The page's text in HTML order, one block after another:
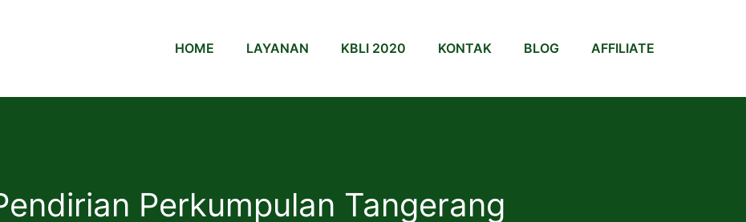
HOME LAYANAN KBLI 2020 KONTAK BLOG AFFILIATE
Perkumpulan Tangerang